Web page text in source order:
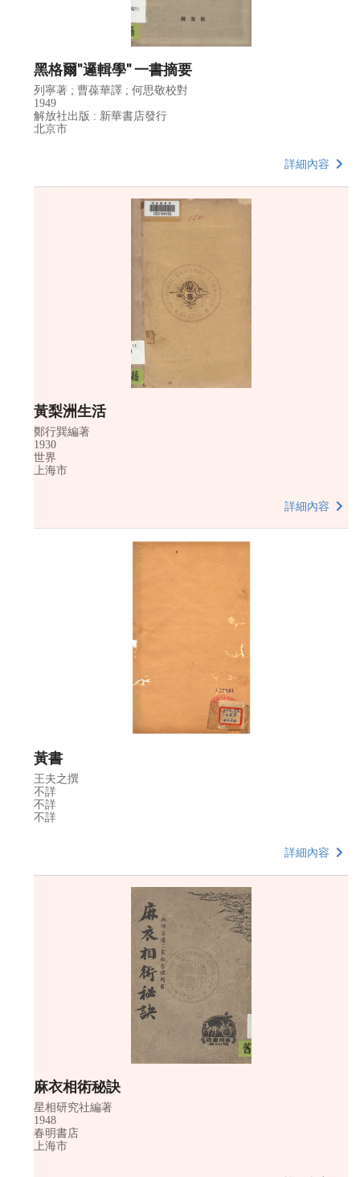
黑格爾"邏輯學" 一書摘要
列寧著 ; 曹葆華譯 ; 何思敬校對
1949
解放社出版 : 新華書店發行
北京市
詳細內容
黃梨洲生活
鄭行巽編著
1930
世界
上海市
詳細內容
黃書
王夫之撰
不詳
不詳
不詳
詳細內容
麻衣相術秘訣
星相研究社編著
1948
春明書店
上海市